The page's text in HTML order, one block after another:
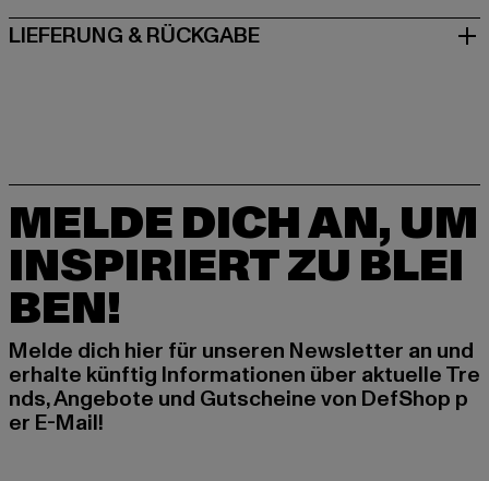
LIEFERUNG & RÜCKGABE
MELDE DICH AN, UM
INSPIRIERT ZU BLEI
BEN!
Melde dich hier für unseren Newsletter an und
erhalte künftig Informationen über aktuelle Tre
nds, Angebote und Gutscheine von DefShop p
er E-Mail!